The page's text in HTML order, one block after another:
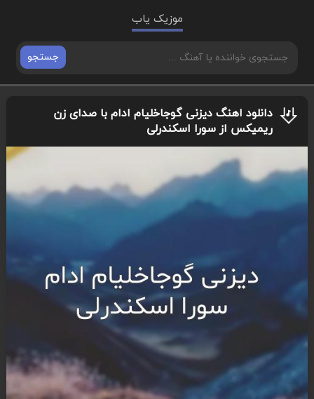
موزیک یاب
جستجو
دانلود اهنگ دیزنی گوجاخلیام ادام با صدای زن
ریمیکس از سورا اسکندرلی